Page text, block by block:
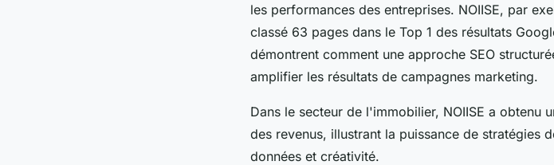
les performances des entreprises. NOIISE, par
classé 63 pages dans le Top 1 des résultats
démontrent comment une approche SEO
amplifier les résultats de campagnes marketing.
Dans le secteur de l'immobilier, NOIISE a obtenu
des revenus, illustrant la puissance de stratégies
données et créativité.